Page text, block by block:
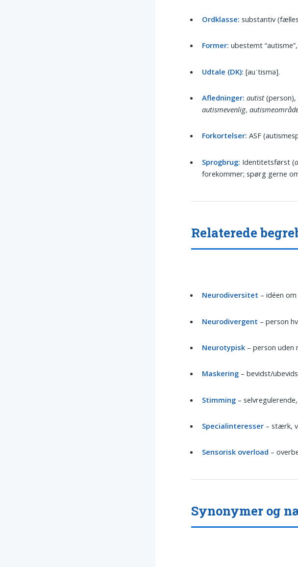
Ordklasse: substantiv
Former: ubestemt
Udtale (DK): [auˈtismə].
Afledninger: autist(person),
autismevenlig,
Forkortelser: ASF
Sprogbrug: Identitetsførst (
forekommer; spørg gerne
Relaterede
Neurodiversitet – idéen
Neurodivergent – person
Neurotypisk – person
Maskering – bevidst/
Stimming –
Specialinteresser – stærk,
Sensorisk overload –
Synonymer og